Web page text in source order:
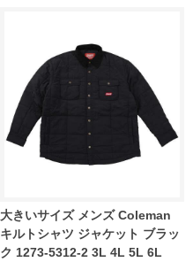
大きいサイズ メンズ Coleman
キルトシャツ ジャケット ブラッ
ク 1273-5312-2 3L 4L 5L 6L